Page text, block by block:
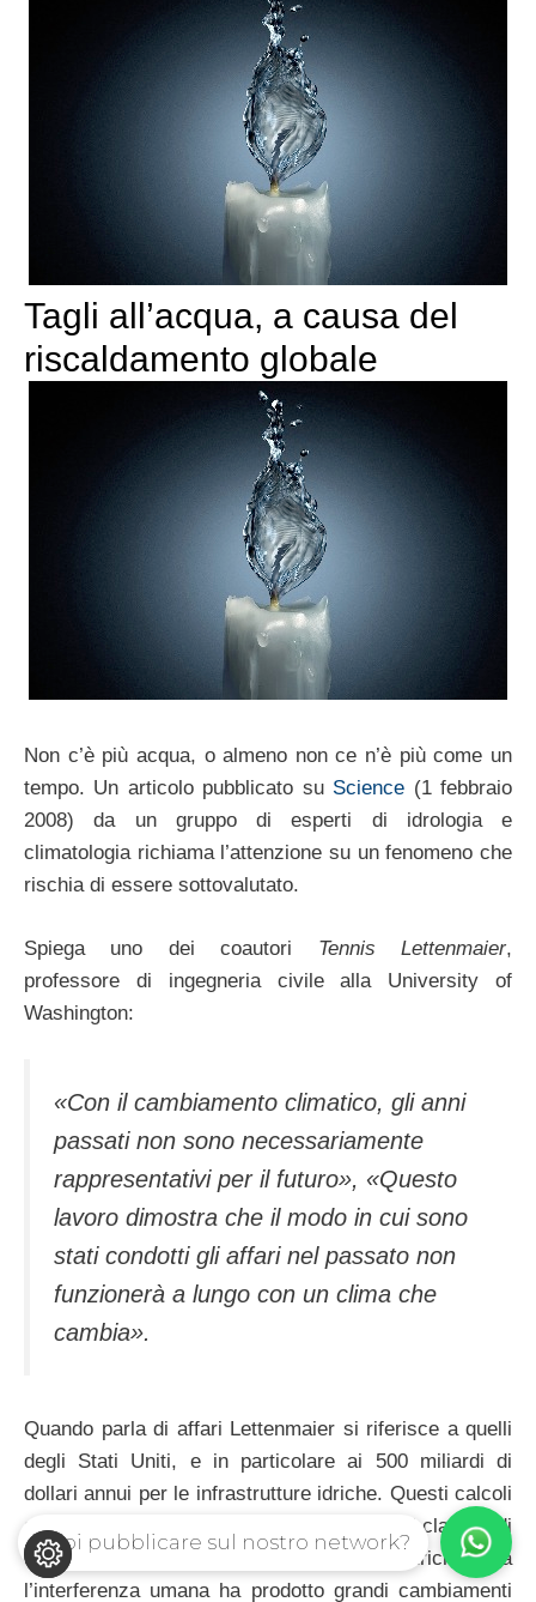
Tagli all’acqua, a causa del
riscaldamento globale
Non c’è più acqua, o almeno non ce n’è più come un
tempo. Un articolo pubblicato su Science (1 febbraio
2008) da un gruppo di esperti di idrologia e
climatologia richiama l’attenzione su un fenomeno che
rischia di essere sottovalutato.
Spiega uno dei coautori Tennis Lettenmaier,
professore di ingegneria civile alla University of
Washington:
«Con il cambiamento climatico, gli anni
passati non sono necessariamente
rappresentativi per il futuro», «Questo
lavoro dimostra che il modo in cui sono
stati condotti gli affari nel passato non
funzionerà a lungo con un clima che
cambia».
Quando parla di affari Lettenmaier si riferisce a quelli
degli Stati Uniti, e in particolare ai 500 miliardi di
dollari annui per le infrastrutture idriche. Questi calcoli
andavano bene finchè reggevano gli schemi classici di
una variazione costante nelle risorse idriche. Ma
l’interferenza umana ha prodotto grandi cambiamenti
Vuoi pubblicare sul nostro network?